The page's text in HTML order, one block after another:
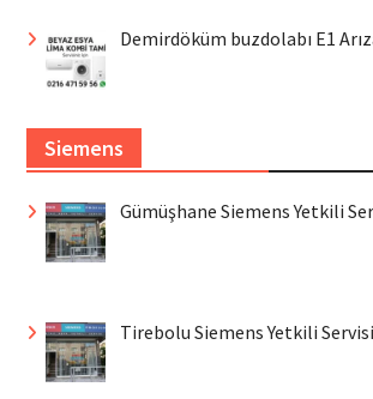
Demirdöküm buzdolabı E1
Siemens
Gümüşhane Siemens Yetkili
Tirebolu Siemens Yetkili Servisi